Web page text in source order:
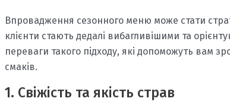
Впровадження сезонного меню може стати
клієнти стають дедалі вибагливішими та
переваги такого підходу, які допоможуть вам
смаків.
1. Свіжість та якість страв